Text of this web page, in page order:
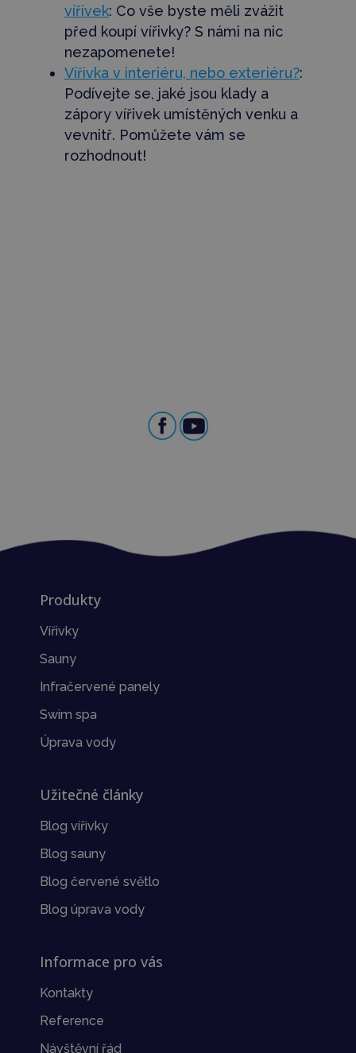
vířivek: Co vše byste měli zvážit
před koupí vířivky? S námi na nic
nezapomenete!
Vířivka v interiéru, nebo exteriéru?:
Podívejte se, jaké jsou klady a
zápory vířivek umístěných venku a
vevnitř. Pomůžete vám se
rozhodnout!
Produkty
Vířivky
Sauny
Infračervené panely
Swim spa
Úprava vody
Užitečné články
Blog vířivky
Blog sauny
Blog červené světlo
Blog úprava vody
Informace pro vás
Kontakty
Reference
Návštěvní řád